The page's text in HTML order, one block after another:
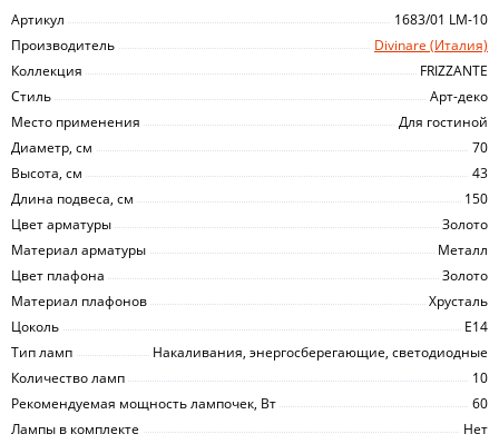
Артикул
1683/01 LM-10
Производитель
Divinare (Италия)
Коллекция
FRIZZANTE
Стиль
Арт-деко
Место применения
Для гостиной
Диаметр, см
70
Высота, см
43
Длина подвеса, см
150
Цвет арматуры
Золото
Материал арматуры
Металл
Цвет плафона
Золото
Материал плафонов
Хрусталь
Цоколь
E14
Тип ламп
Накаливания, энергосберегающие, светодиодные
Количество ламп
10
Рекомендуемая мощность лампочек, Вт
60
Лампы в комплекте
Нет